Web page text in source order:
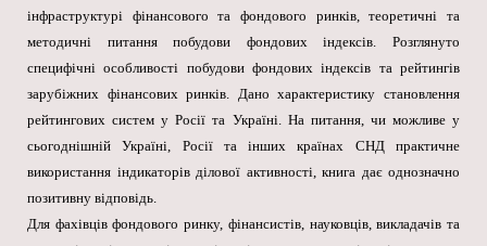
інфраструктурі фінансового та фондового ринків, теоретичні та
методичні питання побудови фондових індексів. Розглянуто
специфічні особливості побудови фондових індексів та рейтингів
зарубіжних фінансових ринків. Дано характеристику становлення
рейтингових систем у Росії та Україні. На питання, чи можливе у
сьогоднішній Україні, Росії та інших країнах СНД практичне
використання індикаторів ділової активності, книга дає однозначно
позитивну відповідь.
Для фахівців фондового ринку, фінансистів, науковців, викладачів та